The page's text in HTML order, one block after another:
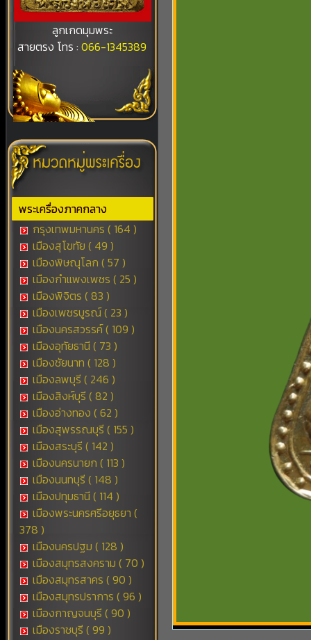
ลูกเกดมุมพระ
สายตรง โทร :066-1345389
พระเครื่องภาคกลาง
กรุงเทพมหานคร ( 164 )
เมืองสุโขทัย ( 49 )
เมืองพิษณุโลก ( 57 )
เมืองกำแพงเพชร ( 25 )
เมืองพิจิตร ( 83 )
เมืองเพชรบูรณ์ ( 23 )
เมืองนครสวรรค์ ( 109 )
เมืองอุทัยธานี ( 73 )
เมืองชัยนาท ( 128 )
เมืองลพบุรี ( 246 )
เมืองสิงห์บุรี ( 82 )
เมืองอ่างทอง ( 62 )
เมืองสุพรรณบุรี ( 155 )
เมืองสระบุรี ( 142 )
เมืองนครนายก ( 113 )
เมืองนนทบุรี ( 148 )
เมืองปทุมธานี ( 114 )
เมืองพระนครศรีอยุธยา (
378 )
เมืองนครปฐม ( 128 )
เมืองสมุทรสงคราม ( 70 )
เมืองสมุทรสาคร ( 90 )
เมืองสมุทรปราการ ( 96 )
เมืองกาญจนบุรี ( 90 )
เมืองราชบุรี ( 99 )